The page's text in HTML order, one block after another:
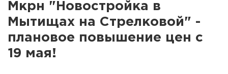
Мкрн "Новостройка в
Мытищах на Стрелковой" -
плановое повышение цен с
19 мая!